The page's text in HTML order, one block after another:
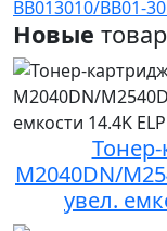
BB013010/BB01-
Новые
M2040DN/
увел.